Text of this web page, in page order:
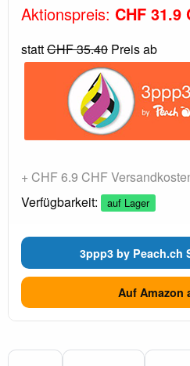
Aktionspreis: CHF 31.9
stattCHF 35.40 Preis ab
+ CHF 6.9 CHF
Verfügbarkeit:
auf Lager
3ppp3 by Peach.ch
Auf Amazon